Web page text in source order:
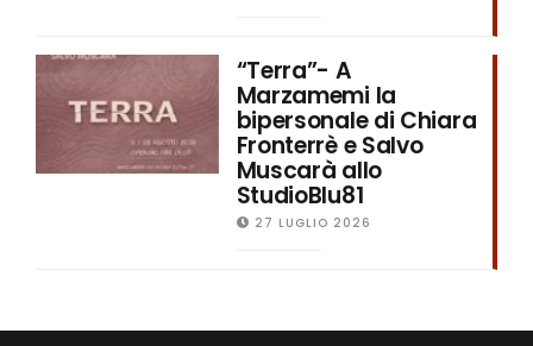
“Terra”- A
Marzamemi la
bipersonale di Chiara
Fronterrè e Salvo
Muscarà allo
StudioBlu81
27 LUGLIO 2026